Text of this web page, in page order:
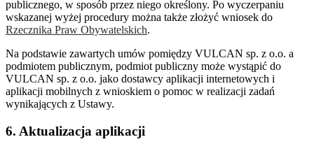
publicznego, w sposób przez niego określony. Po wyczerpaniu
wskazanej wyżej procedury można także złożyć wniosek do
Rzecznika Praw Obywatelskich.
Na podstawie zawartych umów pomiędzy VULCAN sp. z o.o. a
podmiotem publicznym, podmiot publiczny może wystąpić do
VULCAN sp. z o.o. jako dostawcy aplikacji internetowych i
aplikacji mobilnych z wnioskiem o pomoc w realizacji zadań
wynikających z Ustawy.
6. Aktualizacja aplikacji